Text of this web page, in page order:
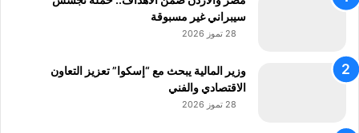
سيبراني غير مسبوقة
28 تموز 2026
وزير المالية يبحث مع “إسكوا” تعزيز التعاون
الاقتصادي والفني
28 تموز 2026